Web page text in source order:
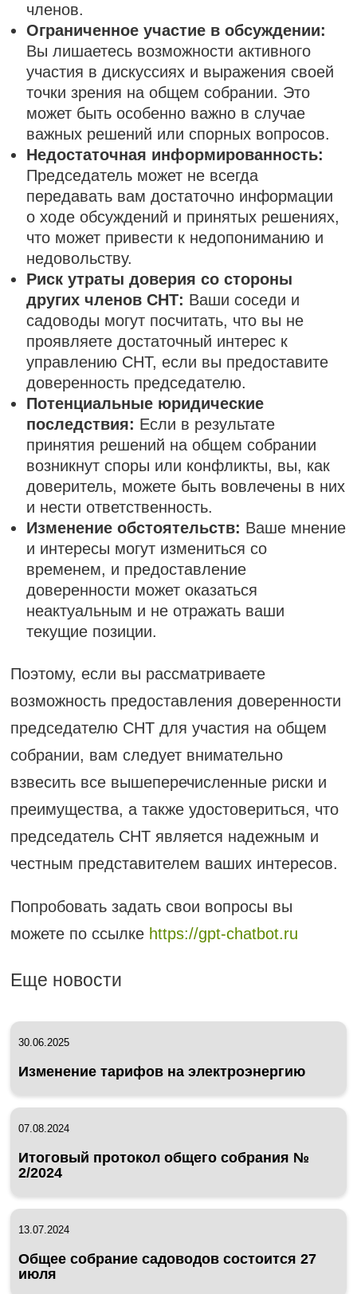
членов.
Ограниченное участие в обсуждении:
Вы лишаетесь возможности активного
участия в дискуссиях и выражения своей
точки зрения на общем собрании. Это
может быть особенно важно в случае
важных решений или спорных вопросов.
Недостаточная информированность:
Председатель может не всегда
передавать вам достаточно информации
о ходе обсуждений и принятых решениях,
что может привести к недопониманию и
недовольству.
Риск утраты доверия со стороны
других членов СНТ: Ваши соседи и
садоводы могут посчитать, что вы не
проявляете достаточный интерес к
управлению СНТ, если вы предоставите
доверенность председателю.
Потенциальные юридические
последствия: Если в результате
принятия решений на общем собрании
возникнут споры или конфликты, вы, как
доверитель, можете быть вовлечены в них
и нести ответственность.
Изменение обстоятельств: Ваше мнение
и интересы могут измениться со
временем, и предоставление
доверенности может оказаться
неактуальным и не отражать ваши
текущие позиции.
Поэтому, если вы рассматриваете
возможность предоставления доверенности
председателю СНТ для участия на общем
собрании, вам следует внимательно
взвесить все вышеперечисленные риски и
преимущества, а также удостовериться, что
председатель СНТ является надежным и
честным представителем ваших интересов.
Попробовать задать свои вопросы вы
можете по ссылке https://gpt-chatbot.ru
Еще новости
30.06.2025
Изменение тарифов на электроэнергию
07.08.2024
Итоговый протокол общего собрания №
2/2024
13.07.2024
Общее собрание садоводов состоится 27
июля